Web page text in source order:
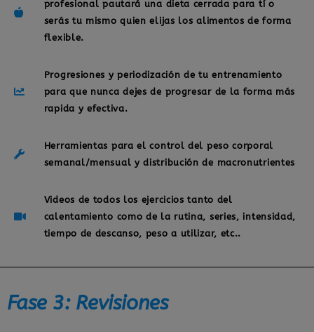
profesional pautará una dieta cerrada para tí o
serás tu mismo quien elijas los alimentos de forma
flexible.
Progresiones y periodización de tu entrenamiento
para que nunca dejes de progresar de la forma más
rapida y efectiva.
Herramientas para el control del peso corporal
semanal/mensual y distribución de macronutrientes
Videos de todos los ejercicios tanto del
calentamiento como de la rutina, series, intensidad,
tiempo de descanso, peso a utilizar, etc..
Fase 3: Revisiones